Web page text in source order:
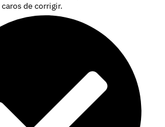
de corrigir.